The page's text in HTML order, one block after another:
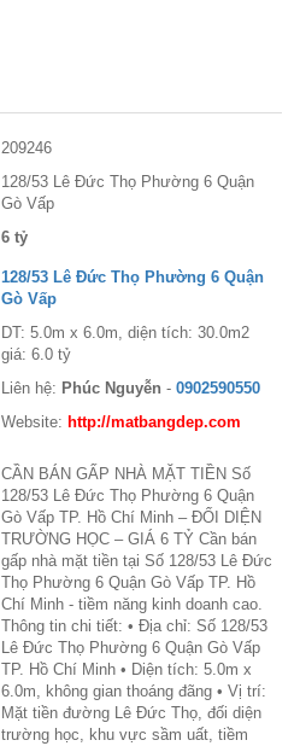
209246
128/53 Lê Đức Thọ Phường 6 Quận
Gò Vấp
6 tỷ
128/53 Lê Đức Thọ Phường 6 Quận
Gò Vấp
DT: 5.0m x 6.0m, diện tích: 30.0m2
giá: 6.0 tỷ
Liên hệ: Phúc Nguyễn - 0902590550
Website: http://matbangdep.com
CẦN BÁN GẤP NHÀ MẶT TIỀN Số
128/53 Lê Đức Thọ Phường 6 Quận
Gò Vấp TP. Hồ Chí Minh – ĐỐI DIỆN
TRƯỜNG HỌC – GIÁ 6 TỶ Cần bán
gấp nhà mặt tiền tại Số 128/53 Lê Đức
Thọ Phường 6 Quận Gò Vấp TP. Hồ
Chí Minh - tiềm năng kinh doanh cao.
Thông tin chi tiết: • Địa chỉ: Số 128/53
Lê Đức Thọ Phường 6 Quận Gò Vấp
TP. Hồ Chí Minh • Diện tích: 5.0m x
6.0m, không gian thoáng đãng • Vị trí:
Mặt tiền đường Lê Đức Thọ, đối diện
trường học, khu vực sầm uất, tiềm